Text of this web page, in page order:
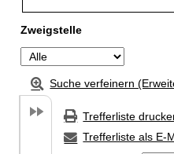
Zweigstelle
Suche verfeinern
Trefferliste
Trefferliste als E-